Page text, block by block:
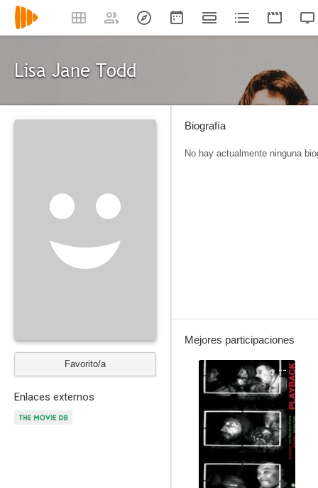
Lisa Jane Todd
Favorito/a
Enlaces externos
Biografía
No hay actualmente ninguna
Mejores participaciones
--